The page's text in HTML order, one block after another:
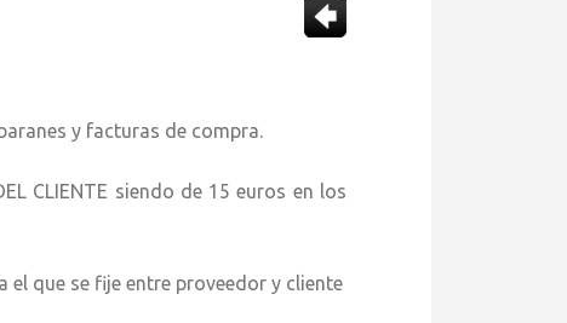
y facturas de compra.
siendo de 15 euros en los
se fije entre proveedor y cliente